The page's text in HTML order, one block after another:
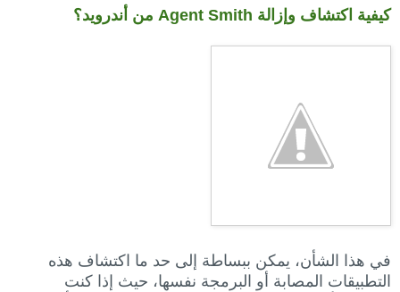
كيفية اكتشاف وإزالة Agent Smith من أندرويد؟
في هذا الشأن، يمكن ببساطة إلى حد ما اكتشاف هذه
التطبيقات المصابة أو البرمجة نفسها، حيث إذا كنت